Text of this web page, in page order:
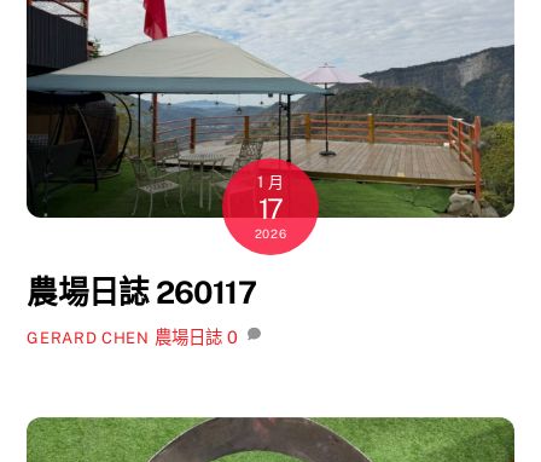
1 月
17
2026
農場日誌 260117
GERARD CHEN 農場日誌 0